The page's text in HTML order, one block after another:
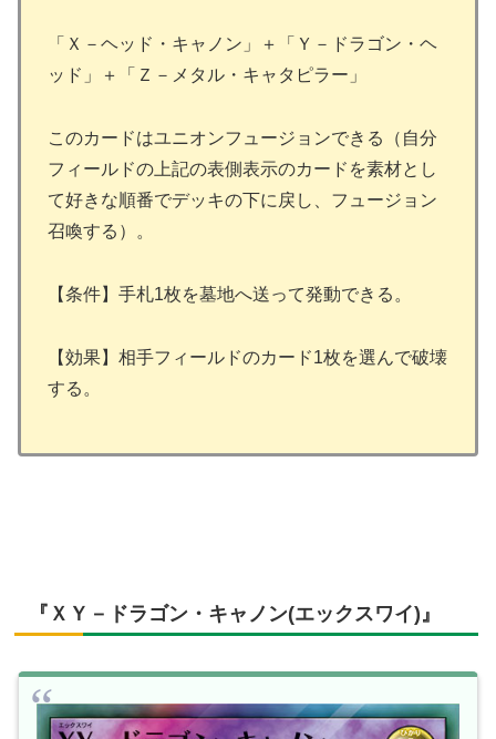
「Ｘ－ヘッド・キャノン」＋「Ｙ－ドラゴン・ヘ
ッド」＋「Ｚ－メタル・キャタピラー」
このカードはユニオンフュージョンできる（自分
フィールドの上記の表側表示のカードを素材とし
て好きな順番でデッキの下に戻し、フュージョン
召喚する）。
【条件】手札1枚を墓地へ送って発動できる。
【効果】相手フィールドのカード1枚を選んで破壊
する。
『ＸＹ－ドラゴン・キャノン(エックスワイ)』